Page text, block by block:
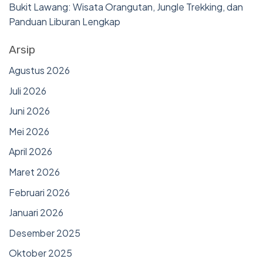
Bukit Lawang: Wisata Orangutan, Jungle Trekking, dan
Panduan Liburan Lengkap
Arsip
Agustus 2026
Juli 2026
Juni 2026
Mei 2026
April 2026
Maret 2026
Februari 2026
Januari 2026
Desember 2025
Oktober 2025